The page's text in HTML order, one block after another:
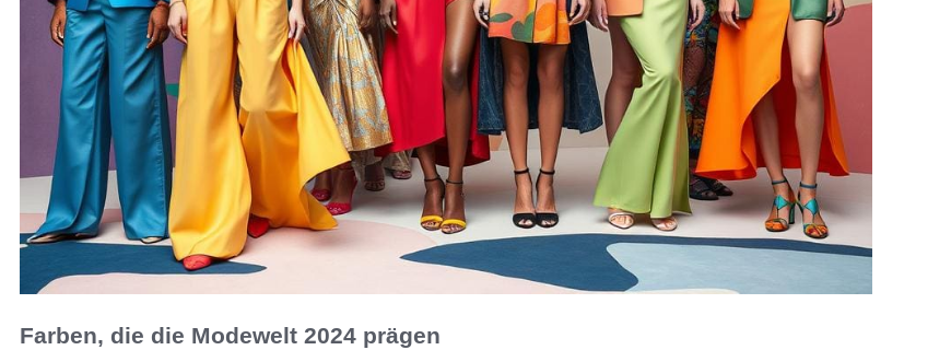
Farben, die die Modewelt 2024 prägen